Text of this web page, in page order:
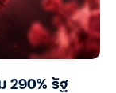
290% รัฐ